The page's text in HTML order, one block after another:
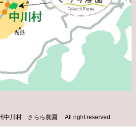
中川村 さらら農園 All right reserved.